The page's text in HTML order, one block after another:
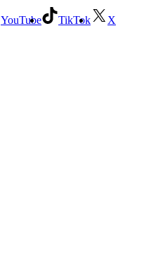
YouTube TikTok X